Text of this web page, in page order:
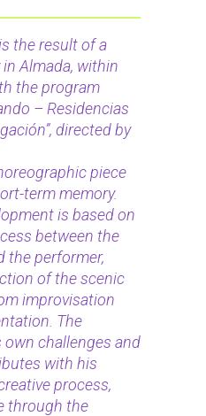
the result of a
Almada, within
the program
– Residencias
directed by
piece
term memory.
is based on
between the
the performer,
of the scenic
improvisation
The
challenges and
with his
process,
through the